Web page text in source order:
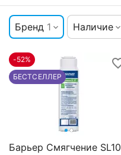
Бренд 1 Наличие
-52%
БЕСТСЕЛЛЕР
Барьер Смягчение SL10